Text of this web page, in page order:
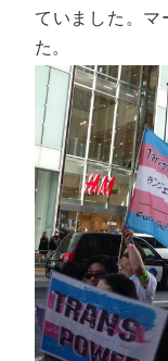
ていました。マ
た。